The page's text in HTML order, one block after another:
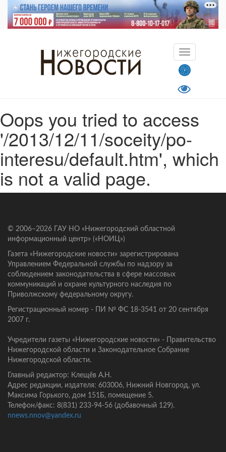
Oops you tried to access
'/2013/12/11/soceity/po-
interesu/default.htm', which
is not a valid page.
© 2006–2026 ГАУ НО «Нижегородский областной
информационный центр» («НОИЦ»)
Газета «Нижегородские новости» зарегистрирована
Управлением Федеральной службы по надзору за
соблюдением законодательства в сфере массовых
коммуникаций и охране культурного наследия по
Приволжскому федеральному округу.
Регистрационный номер - ПИ № ФС 18-3541 от 20 сентября
2007 г.
Учредители газеты «Нижегородские новости» - Правительство
Нижегородской области и Законодательное Собрание
Нижегородской области.
Главный редактор: Клещёв А.Н.
Адрес редакции, издателя: 603006, Нижний Новгород, ул.
Максима Горького, дом 151Б, помещение 5.
Телефон/факс: 8(831) 233-94-56 (добавочный 129).
nnews.nnov@yandex.ru